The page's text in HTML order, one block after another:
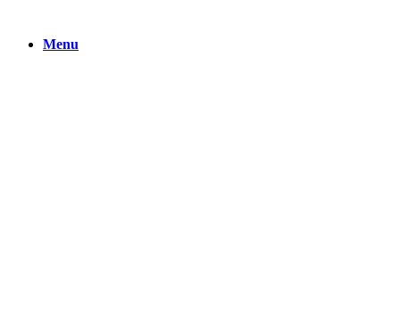
Menu